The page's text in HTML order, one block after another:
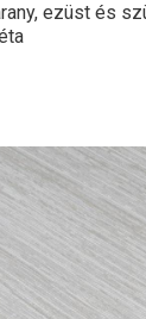
ezüst és